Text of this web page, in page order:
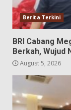
Berita Terkini
BRI Cabang
Berkah, Wujud
August 5, 2026